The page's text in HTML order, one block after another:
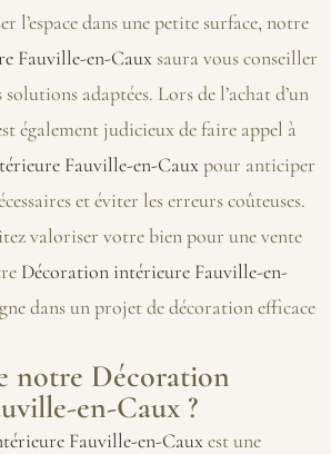
l’espace dans une petite surface, notre
Fauville-en-Caux saura vous conseiller
adaptées. Lors de l’achat d’un
également judicieux de faire appel à
Fauville-en-Cauxpour anticiper
et éviter les erreurs coûteuses.
valoriser votre bien pour une vente
Décoration intérieure Fauville-en-
dans un projet de décoration efficace
notre Décoration
en-Caux ?
Fauville-en-Cauxest une